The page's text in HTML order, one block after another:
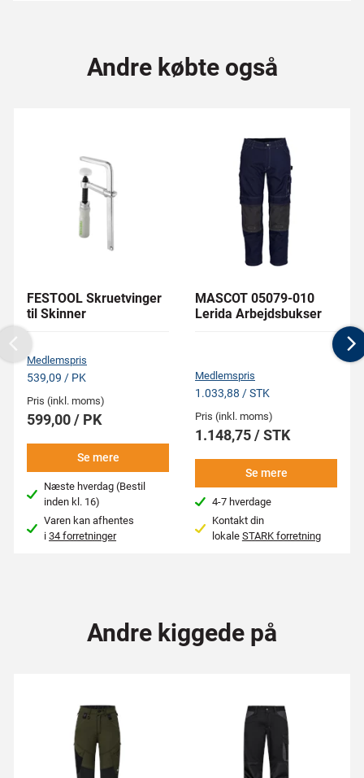
Andre købte også
FESTOOL Skruetvinger
til Skinner
Medlemspris
539,09 / PK
Pris (inkl. moms)
599,00 / PK
Se mere
Næste hverdag (Bestil
inden kl. 16)
Varen kan afhentes
i34 forretninger
MASCOT 05079-010
Lerida Arbejdsbukser
Medlemspris
1.033,88 / STK
Pris (inkl. moms)
1.148,75 / STK
Se mere
4-7 hverdage
Kontakt din
lokale STARK forretning
Previous
Andre kiggede på